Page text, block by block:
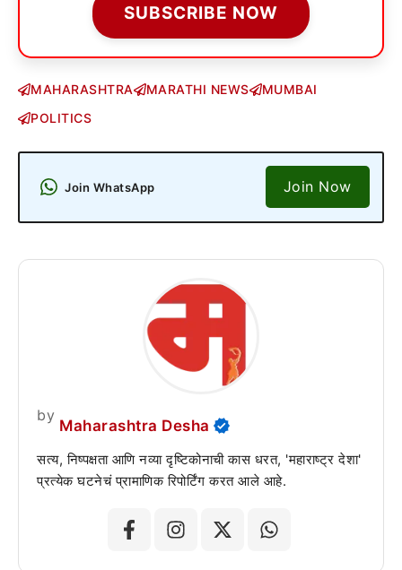
SUBSCRIBE NOW
MAHARASHTRA MARATHI NEWS
MUMBAI
POLITICS
Join WhatsApp Join Now
by
Maharashtra Desha
सत्य, निष्पक्षता आणि नव्या दृष्टिकोनाची कास धरत, 'महाराष्ट्र देशा'
प्रत्येक घटनेचं प्रामाणिक रिपोर्टिंग करत आले आहे.